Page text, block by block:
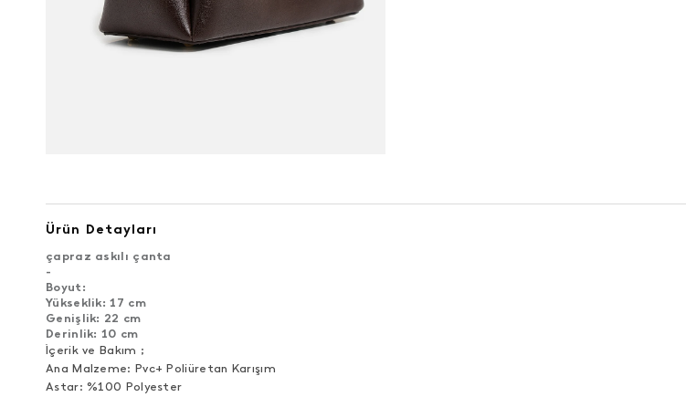
Ürün Detayları
çapraz askılı çanta
-
Boyut:
Yükseklik: 17 cm
Genişlik: 22 cm
Derinlik: 10 cm
İçerik ve Bakım ;
Ana Malzeme: Pvc+ Poliüretan Karışım
Astar: %100 Polyester